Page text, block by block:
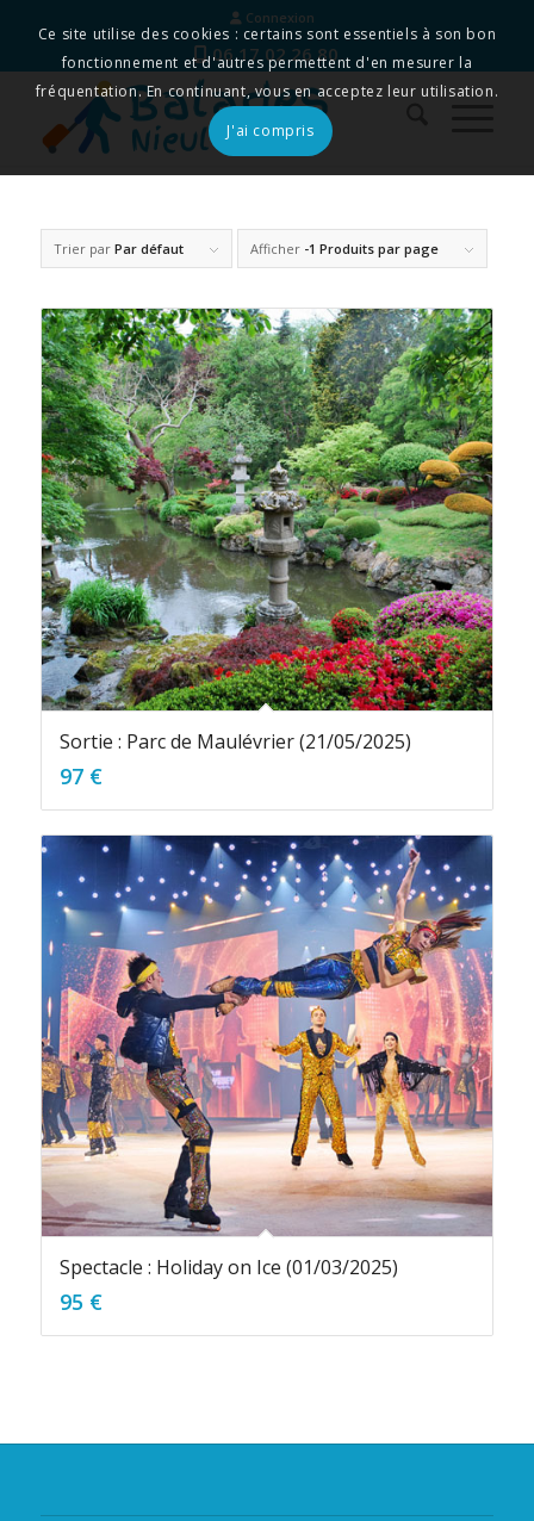
Connexion
06 17 02 26 80
Trier par Par défaut Afficher -1 Produits par page
Sortie : Parc de Maulévrier (21/05/2025)
97 €
Spectacle : Holiday on Ice (01/03/2025)
95 €
Ce site utilise des cookies : certains sont essentiels à son bon
fonctionnement et d'autres permettent d'en mesurer la
fréquentation. En continuant, vous en acceptez leur utilisation.
J'ai compris